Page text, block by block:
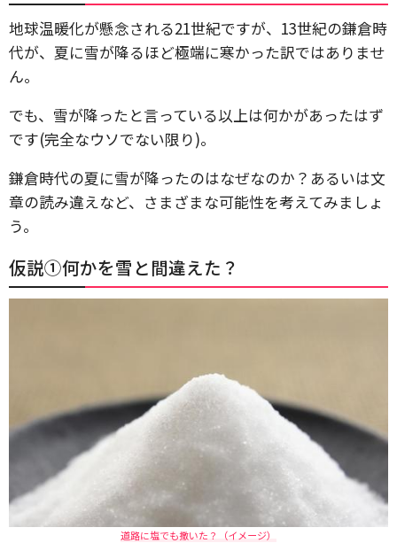
地球温暖化が懸念される21世紀ですが、13世紀の鎌倉時
代が、夏に雪が降るほど極端に寒かった訳ではありませ
ん。
でも、雪が降ったと言っている以上は何かがあったはず
です(完全なウソでない限り)。
鎌倉時代の夏に雪が降ったのはなぜなのか？あるいは文
章の読み違えなど、さまざまな可能性を考えてみましょ
う。
仮説①何かを雪と間違えた？
道路に塩でも撒いた？（イメージ）